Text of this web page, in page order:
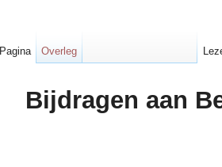
Bijdragen aan
Pagina Overleg